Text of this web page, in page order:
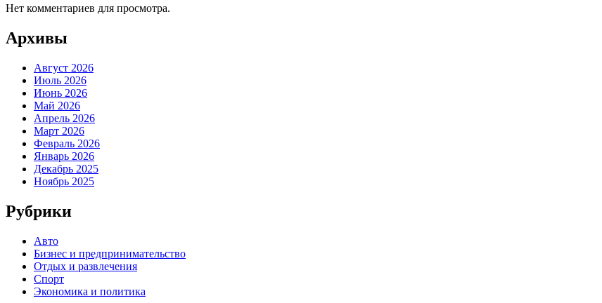
Нет комментариев для просмотра.
Архивы
Август 2026
Июль 2026
Июнь 2026
Май 2026
Апрель 2026
Март 2026
Февраль 2026
Январь 2026
Декабрь 2025
Ноябрь 2025
Рубрики
Авто
Бизнес и предпринимательство
Отдых и развлечения
Спорт
Экономика и политика